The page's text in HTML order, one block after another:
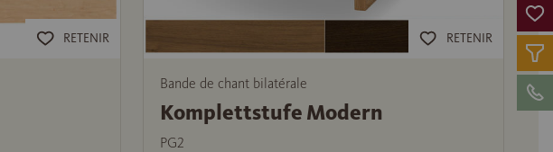
RETENIR RETENIR
Bande de chant bilatérale
Komplettstufe Modern
PG2